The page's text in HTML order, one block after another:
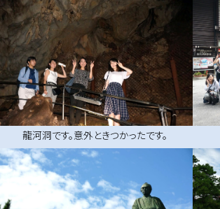
龍河洞です。意外ときつかったです。